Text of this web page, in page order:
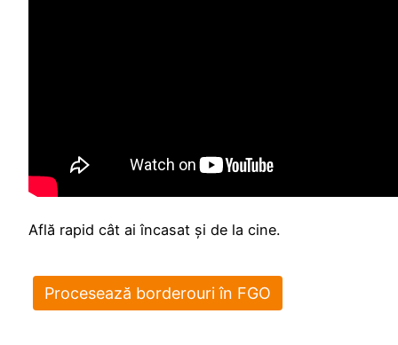
Află rapid cât ai încasat şi de la cine.
Procesează borderouri în FGO